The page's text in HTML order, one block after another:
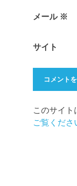
メール ※
サイト
このサイト
ご覧くださ